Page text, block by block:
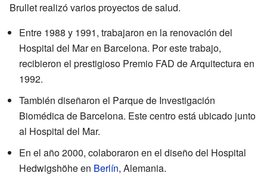
Brullet realizó varios proyectos de salud.
Entre 1988 y 1991, trabajaron en la renovación del
Hospital del Mar en Barcelona. Por este trabajo,
recibieron el prestigioso Premio FAD de Arquitectura en
1992.
También diseñaron el Parque de Investigación
Biomédica de Barcelona. Este centro está ubicado junto
al Hospital del Mar.
En el año 2000, colaboraron en el diseño del Hospital
Hedwigshöhe en Berlín, Alemania.